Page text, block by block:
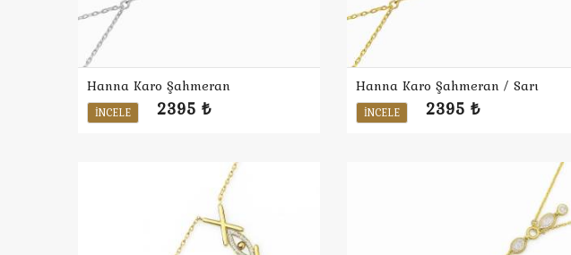
Hanna Karo Şahmeran
İNCELE 2395 ₺
Hanna Karo Şahmeran / Sarı
İNCELE 2395 ₺